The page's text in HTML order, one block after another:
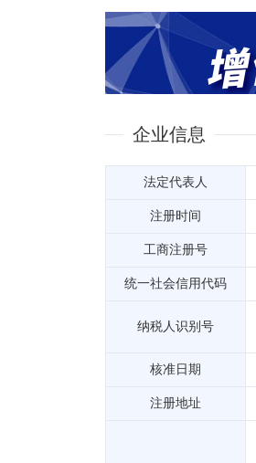
企业信息
法定代表人
注册时间
工商注册号
统一社会信用代码
纳税人识别号
核准日期
注册地址